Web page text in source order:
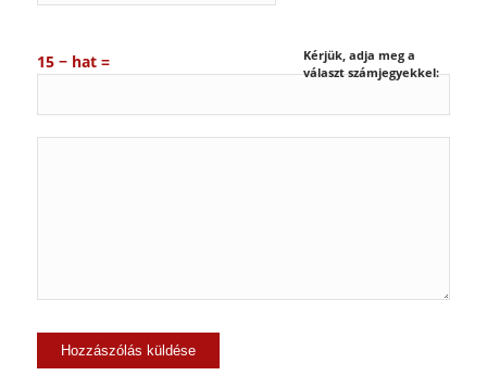
Kérjük, adja meg a
választ számjegyekkel:
15 − hat =